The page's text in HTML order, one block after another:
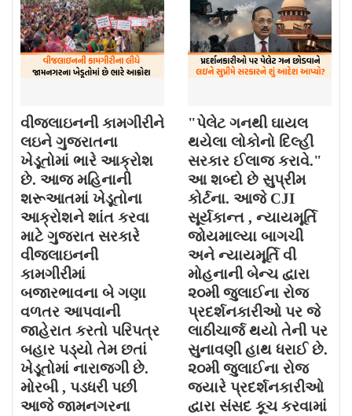
વીજલાઇનની કામગીરીને
લઇને ગુજરાતના
ખેડૂતોમાં ભારે આક્રોશ
છે. આજ મહિનાની
શરૂઆતમાં ખેડૂતોના
આક્રોશને શાંત કરવા
માટે ગુજરાત સરકારે
વીજલાઇનની
કામગીરીમાં
બજારભાવના બે ગણા
વળતર આપવાની
જાહેરાત કરતો પરિપત્ર
બહાર પડ્યો તેમ છતાં
ખેડૂતોમાં નારાજગી છે.
મોરબી , પડધરી પછી
આજે જામનગરના
"પેલેટ ગનથી ઘાયલ
થયેલા લોકોનો દિલ્હી
સરકાર ઈલાજ કરાવે."
આ શબ્દો છે સુપ્રીમ
કોર્ટના. આજે CJI
સૂર્યકાન્ત , ન્યાયમૂર્તિ
જોયમાલ્યા બાગચી
અને ન્યાયમૂર્તિ વી
મોહનાની બેન્ચ દ્વારા
૨૦મી જુલાઈના રોજ
પ્રદર્શનકારીઓ પર જે
લાઠીચાર્જ થયો તેની પર
સુનાવણી હાથ ધરાઈ છે.
૨૦મી જુલાઈના રોજ
જયારે પ્રદર્શનકારીઓ
દ્વારા સંસદ કૂચ કરવામાં